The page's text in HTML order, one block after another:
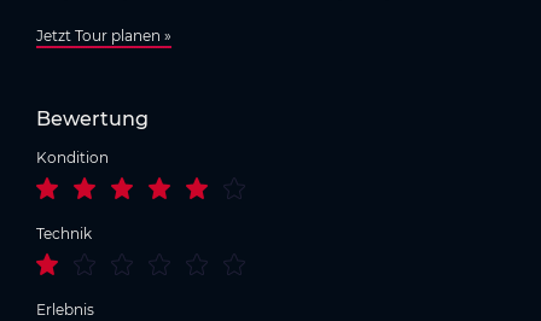
Jetzt Tour planen »
Bewertung
Kondition
Technik
Erlebnis